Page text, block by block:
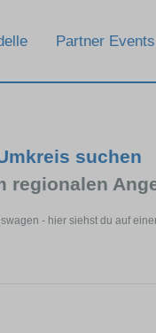
Partner Events
suchen
regionalen
- hier siehst du auf